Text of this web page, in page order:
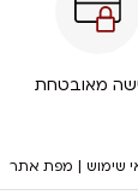
מאובטחת
שימוש | מפת אתר